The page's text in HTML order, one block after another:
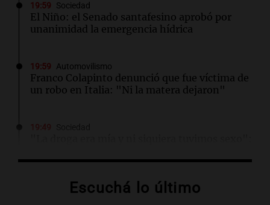
19:59 Sociedad
El Niño: el Senado santafesino aprobó por
unanimidad la emergencia hídrica
19:59 Automovilismo
Franco Colapinto denunció que fue víctima de
un robo en Italia: "Ni la matera dejaron"
Moyano
Escuchá lo último